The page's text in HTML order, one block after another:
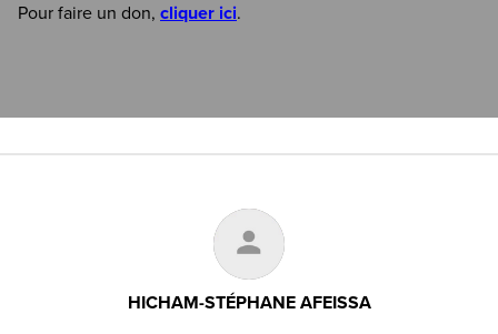
Pour faire un don, cliquer ici.
HICHAM-STÉPHANE AFEISSA